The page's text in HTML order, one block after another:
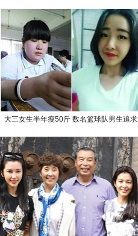
大三女生半年瘦50斤 数名篮球队男生追求